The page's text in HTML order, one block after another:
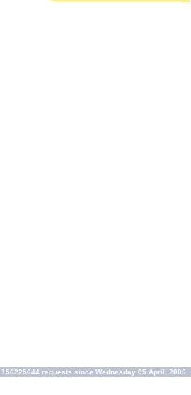
156225644 requests since Wednesday 05 April, 2006